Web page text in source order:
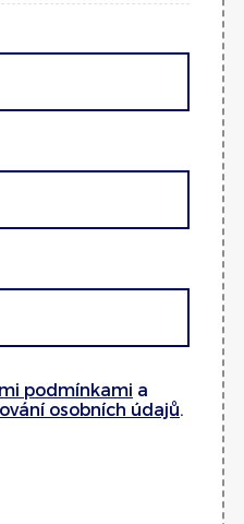
podmínkami a
osobních údajů